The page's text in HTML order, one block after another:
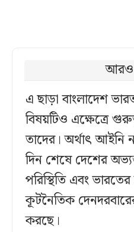
এ ছাড়া বাংলাদেশ
বিষয়টিও এক্ষেত্রে
তাদের। অর্থাৎ আইনি
দিন শেষে দেশের
পরিস্থিতি এবং
কূটনৈতিক
করছে।